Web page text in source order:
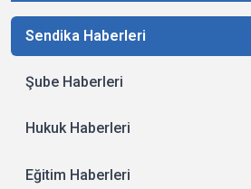
Sendika Haberleri
Şube Haberleri
Hukuk Haberleri
Eğitim Haberleri